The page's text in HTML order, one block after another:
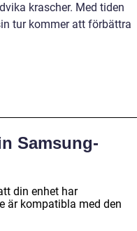
krascher. Med tiden
tur kommer att förbättra
Samsung-
din enhet har
är kompatibla med den